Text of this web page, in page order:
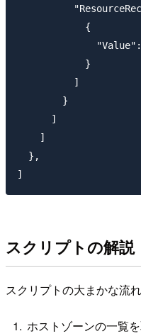
            {
            }
          ]
        }
      ]
    ]
  },
スクリプトの解説
スクリプトの大まかな流
ホストゾーンの一覧